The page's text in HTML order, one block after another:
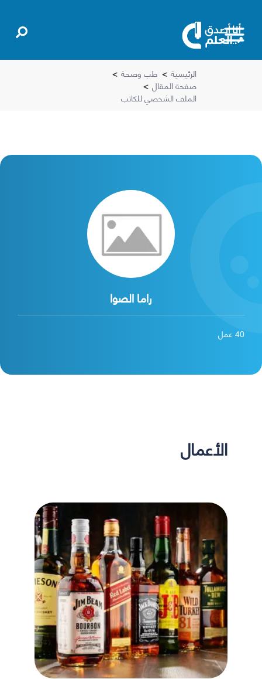
الرئيسية > طب وصحة >
صفحة المقال >
الملف الشخصي للكاتب
راما الصوا
40عمل
الأعمال